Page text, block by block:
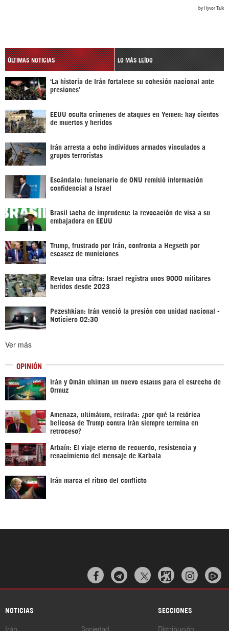
ÚLTIMAS NOTICIAS LO MÁS LEÍDO
‘La historia de Irán fortalece su cohesión nacional ante
presiones’
EEUU oculta crímenes de ataques en Yemen: hay cientos
de muertos y heridos
Irán arresta a ocho individuos armados vinculados a
grupos terroristas
Escándalo: funcionario de ONU remitió información
confidencial a Israel
Brasil tacha de imprudente la revocación de visa a su
embajadora en EEUU
Trump, frustrado por Irán, confronta a Hegseth por
escasez de municiones
Revelan una cifra: Israel registra unos 9000 militares
heridos desde 2023
Pezeshkian: Irán venció la presión con unidad nacional -
Noticiero 02:30
Ver más
OPINIÓN
Irán y Omán ultiman un nuevo estatus para el estrecho de
Ormuz
Amenaza, ultimátum, retirada: ¿por qué la retórica
belicosa de Trump contra Irán siempre termina en
retroceso?
Arbaín: El viaje eterno de recuerdo, resistencia y
renacimiento del mensaje de Karbala
Irán marca el ritmo del conflicto
  
NOTICIAS SECCIONES
Irán Sociedad Distribución